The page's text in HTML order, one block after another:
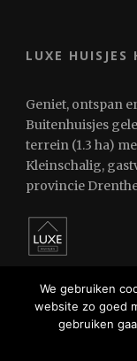
LUXE HUISJES
Geniet, ontspan
Buitenhuisjes
terrein (1.3 ha)
Kleinschalig,
provincie
©
We gebruiken
website zo goed
gebruiken